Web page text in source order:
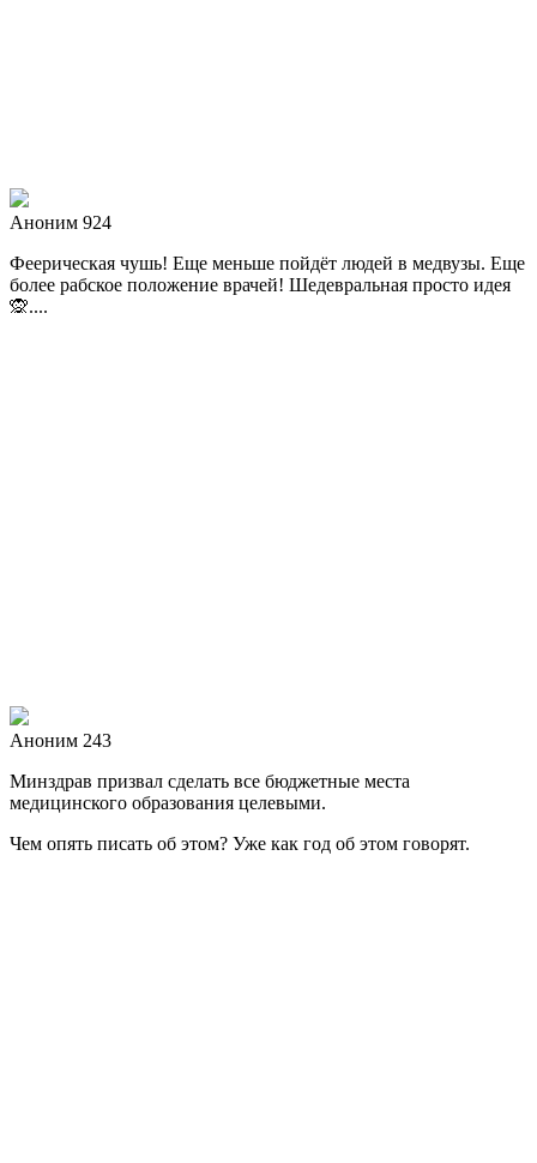
Аноним 924
Феерическая чушь! Еще меньше пойдёт людей в медвузы. Еще
более рабское положение врачей! Шедевральная просто идея
🙊....
Аноним 243
Минздрав призвал сделать все бюджетные места
медицинского образования целевыми.
Чем опять писать об этом? Уже как год об этом говорят.